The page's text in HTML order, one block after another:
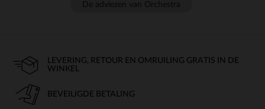
LEVERING, RETOUR EN OMRUILING GRATIS IN DE
WINKEL
BEVEILIGDE BETALING